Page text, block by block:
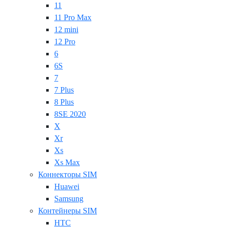
11
11 Pro Max
12 mini
12 Pro
6
6S
7
7 Plus
8 Plus
8SE 2020
X
Xr
Xs
Xs Max
Коннекторы SIM
Huawei
Samsung
Контейнеры SIM
HTC